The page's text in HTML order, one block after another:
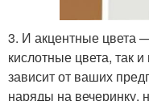
3. И акцентные цвета
кислотные цвета, так
зависит от ваших
наряды на вечеринку,